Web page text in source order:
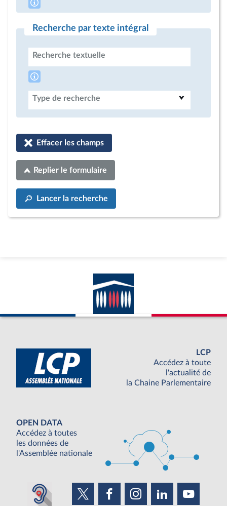
Recherche par texte intégral
Recherche textuelle
Type de recherche
Effacer les champs
Replier le formulaire
Lancer la recherche
LCP
Accédez à toute
l'actualité de
la Chaine Parlementaire
OPEN DATA
Accédez à toutes
les données de
l'Assemblée nationale